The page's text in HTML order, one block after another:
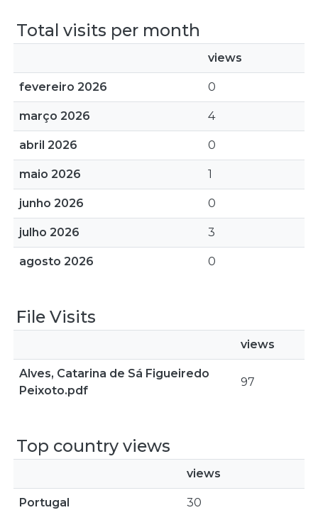
Total visits per month
views
fevereiro 2026 0
março 2026 4
abril 2026 0
maio 2026 1
junho 2026 0
julho 2026 3
agosto 2026 0
File Visits
views
Alves, Catarina de Sá Figueiredo
Peixoto.pdf
97
Top country views
views
Portugal 30